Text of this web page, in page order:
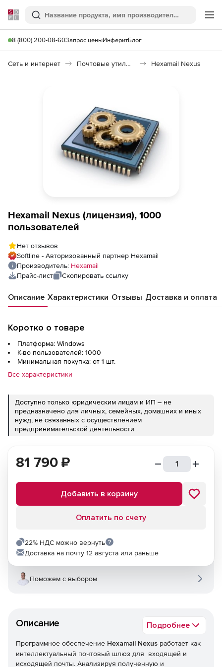
Softline
Поиск
8 (800) 200-08-60Запрос ценыИнферитБлог
Сеть и интернет Почтовые утилиты Hexamail Nexus
Hexamail Nexus (лицензия), 1000
пользователей
Нет отзывов
Softline - Авторизованный партнер Hexamail
Производитель: Hexamail
Прайс-лист
Скопировать ссылку
Описание Характеристики Отзывы Доставка и оплата
Коротко о товаре
Платформа: Windows
К-во пользователей: 1000
Минимальная покупка: от 1 шт.
Все характеристики
Доступно только юридическим лицам и ИП – не
предназначено для личных, семейных, домашних и иных
нужд, не связанных с осуществлением
предпринимательской деятельности
Описание Подробнее
Программное обеспечение Hexamail Nexus работает как
интеллектуальный почтовый шлюз для входящей и
исходящей почты. Анализируя полученную и
81 790 ₽
Добавить в корзину
Оплатить по счету
22% НДС можно вернуть
Доставка на почту 12 августа или раньше
Поможем с выбором